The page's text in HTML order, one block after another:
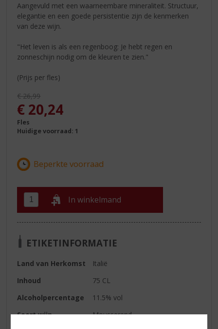
Aangevuld met een waarneembare mineraliteit. Structuur,
elegantie en een goede persistentie zijn de kenmerken
van deze wijn.
"Het leven is als een regenboog: Je hebt regen en
zonneschijn nodig om de kleuren te zien."
(Prijs per fles)
Originele prijs was:
€26,99
, Huidige prijs is:
€ 20,24
Fles
Huidige voorraad: 1
In winkelmand
ETIKETINFORMATIE
Land van Herkomst
Italië
Inhoud
75 CL
Alcoholpercentage
11.5% vol
Soort wijn
Mousserend